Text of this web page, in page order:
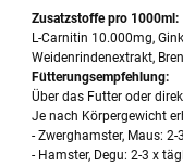
Zusatzstoffe pro 1000ml:
L-Carnitin 10.000mg,
Weidenrindenextrakt,
Fütterungsempfehlung:
Über das Futter oder
Je nach Körpergewicht
- Zwerghamster, Maus: 2-
- Hamster, Degu: 2-3 x